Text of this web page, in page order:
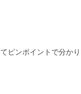
ピンポイントで分かり